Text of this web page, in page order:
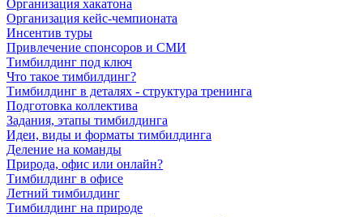
Организация хакатона
Организация кейс-чемпионата
Инсентив туры
Привлечение спонсоров и СМИ
Тимбилдинг под ключ
Что такое тимбилдинг?
Тимбилдинг в деталях - структура тренинга
Подготовка коллектива
Задания, этапы тимбилдинга
Идеи, виды и форматы тимбилдинга
Деление на команды
Природа, офис или онлайн?
Тимбилдинг в офисе
Летний тимбилдинг
Тимбилдинг на природе